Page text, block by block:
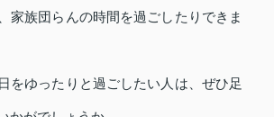
家族団らんの時間を過ごしたりできま
をゆったりと過ごしたい人は、ぜひ足